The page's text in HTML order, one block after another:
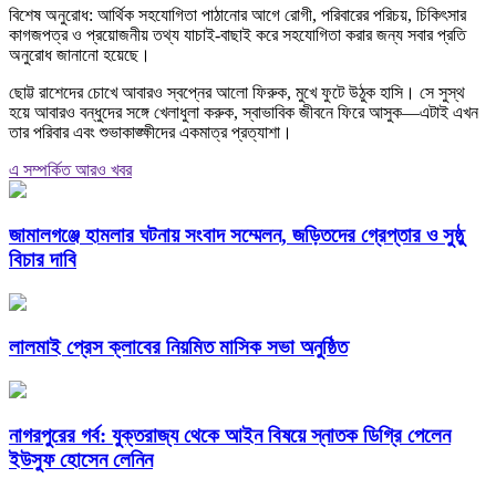
বিশেষ অনুরোধ: আর্থিক সহযোগিতা পাঠানোর আগে রোগী, পরিবারের পরিচয়, চিকিৎসার
কাগজপত্র ও প্রয়োজনীয় তথ্য যাচাই-বাছাই করে সহযোগিতা করার জন্য সবার প্রতি
অনুরোধ জানানো হয়েছে।
ছোট্ট রাশেদের চোখে আবারও স্বপ্নের আলো ফিরুক, মুখে ফুটে উঠুক হাসি। সে সুস্থ
হয়ে আবারও বন্ধুদের সঙ্গে খেলাধুলা করুক, স্বাভাবিক জীবনে ফিরে আসুক—এটাই এখন
তার পরিবার এবং শুভাকাঙ্ক্ষীদের একমাত্র প্রত্যাশা।
এ সম্পর্কিত আরও খবর
জামালগঞ্জে হামলার ঘটনায় সংবাদ সম্মেলন, জড়িতদের গ্রেপ্তার ও সুষ্ঠু
বিচার দাবি
লালমাই প্রেস ক্লাবের নিয়মিত মাসিক সভা অনুষ্ঠিত
নাগরপুরের গর্ব: যুক্তরাজ্য থেকে আইন বিষয়ে স্নাতক ডিগ্রি পেলেন
ইউসুফ হোসেন লেনিন